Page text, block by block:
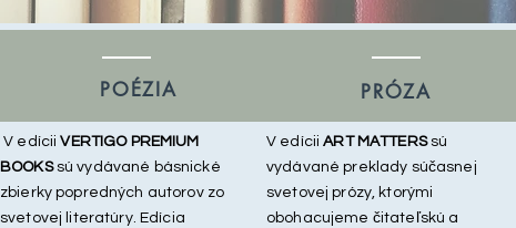
V edíciiVERTIGO PREMIUM
BOOKSsú vydávané básnické
zbierky popredných autorov zo
svetovej literatúry. Edícia
V edíciiART MATTERS sú
vydávané preklady súčasnej
svetovej prózy, ktorými
obohacujeme čitateľskú a
POÉZIA PRÓZA